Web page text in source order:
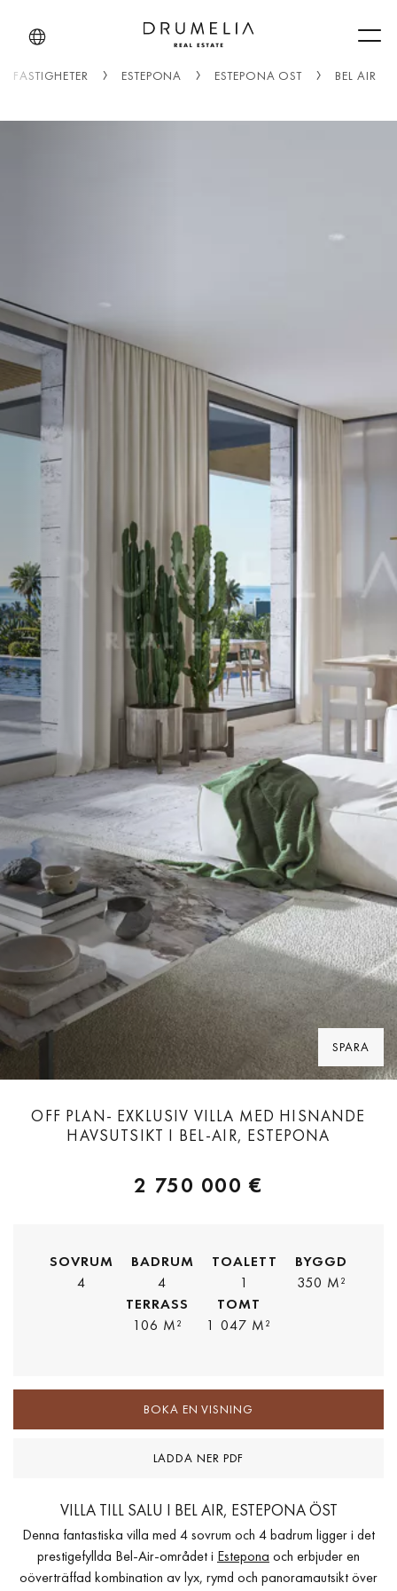
FASTIGHETER ESTEPONA ESTEPONA ÖST BEL AIR
SPARA
OFF PLAN- EXKLUSIV VILLA MED HISNANDE
HAVSUTSIKT I BEL-AIR, ESTEPONA
2 750 000 €
SOVRUM
4
BADRUM
4
TOALETT
1
BYGGD
350 M²
TERRASS
106 M²
TOMT
1 047 M²
BOKA EN VISNING
LADDA NER PDF
VILLA TILL SALU I BEL AIR, ESTEPONA ÖST
Denna fantastiska villa med 4 sovrum och 4 badrum ligger i det
prestigefyllda Bel-Air-området i Estepona och erbjuder en
oöverträffad kombination av lyx, rymd och panoramautsikt över